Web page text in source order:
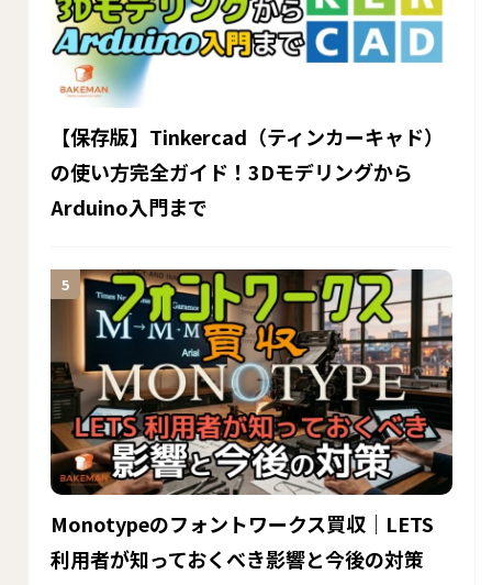
【保存版】Tinkercad（ティンカーキャド）
の使い方完全ガイド！3Dモデリングから
Arduino入門まで
Monotypeのフォントワークス買収｜LETS
利用者が知っておくべき影響と今後の対策